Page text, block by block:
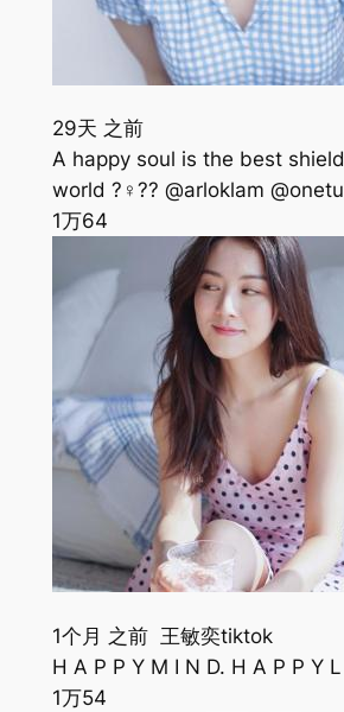
29天 之前
A happy soul is the best
world ?‍♀️?? @arloklam
1万64
1个月 之前 王敏奕tiktok
H A P P Y M I N D. H A P P Y L
1万54